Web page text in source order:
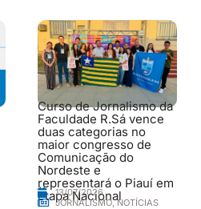
Curso de Jornalismo da
Faculdade R.Sá vence
duas categorias no
maior congresso de
Comunicação do
Nordeste e
representará o Piauí em
etapa Nacional
13/07/2026
JORNALISMO,NOTÍCIAS